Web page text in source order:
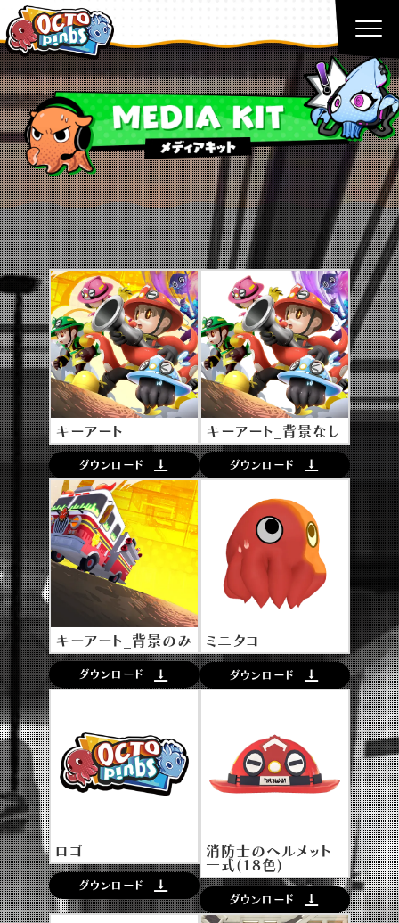
キーアート
ダウンロード
キーアート_背景なし
ダウンロード
キーアート_背景のみ
ダウンロード
ミニタコ
ダウンロード
ロゴ
ダウンロード
消防士のヘルメット
一式(18色)
ダウンロード